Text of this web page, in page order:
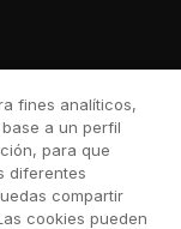
fines analíticos,
a un perfil
para que
diferentes
compartir
cookies pueden